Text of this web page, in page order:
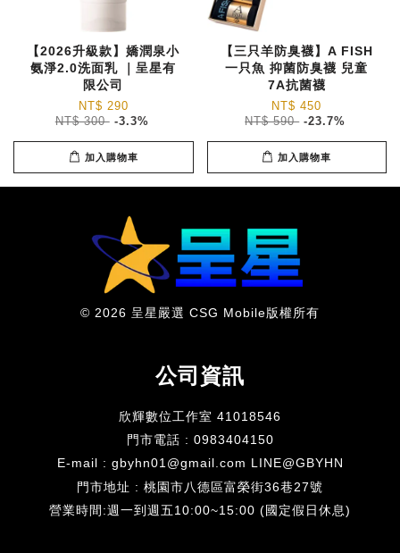
【2026升級款】嬌潤泉小
氨淨2.0洗面乳 ｜呈星有
限公司
NT$ 290
NT$ 300 -3.3%
加入購物車
【三只羊防臭襪】A FISH
一只魚 抑菌防臭襪 兒童
7A抗菌襪
NT$ 450
NT$ 590 -23.7%
加入購物車
© 2026 呈星嚴選 CSG Mobile版權所有
公司資訊
欣輝數位工作室 41018546
門市電話 : 0983404150
E-mail : gbyhn01@gmail.com LINE@GBYHN
門市地址 : 桃園市八德區富榮街36巷27號
​營業時間:週一到週五10:00~15:00 (國定假日休息)